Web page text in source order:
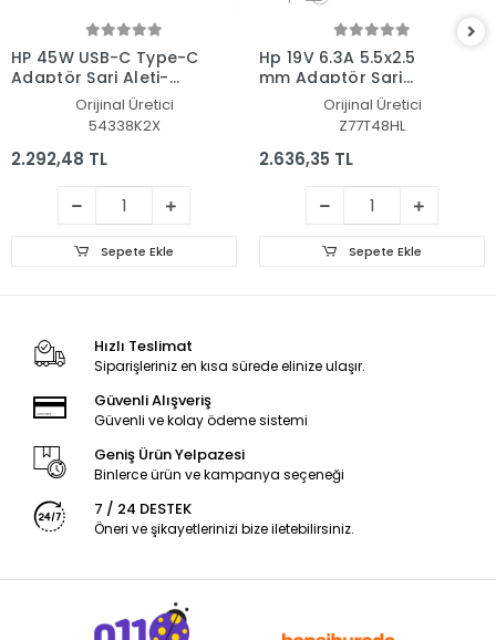
HP 45W USB-C Type-C
Adaptör Şarj Aleti-
Orijinal Üretici
54338K2X
2.292,48 TL
Sepete Ekle
Hp 19V 6.3A 5.5x2.5
mm Adaptör Şarj
Aleti-CihazıOrijinal Üretici
Z77T48HL
2.636,35 TL
Sepete Ekle
Hızlı Teslimat
Siparişleriniz en kısa sürede elinize ulaşır.
Güvenli Alışveriş
Güvenli ve kolay ödeme sistemi
Geniş Ürün Yelpazesi
Binlerce ürün ve kampanya seçeneği
7 / 24 DESTEK
Öneri ve şikayetlerinizi bize iletebilirsiniz.